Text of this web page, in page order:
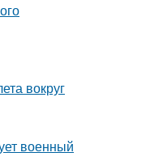
вокруг
военный